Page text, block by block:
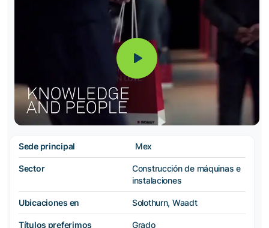
Sede principal Mex
Sector
Construcción de máquinas e
instalaciones
Ubicaciones en Solothurn, Waadt
Títulos preferimos Grado